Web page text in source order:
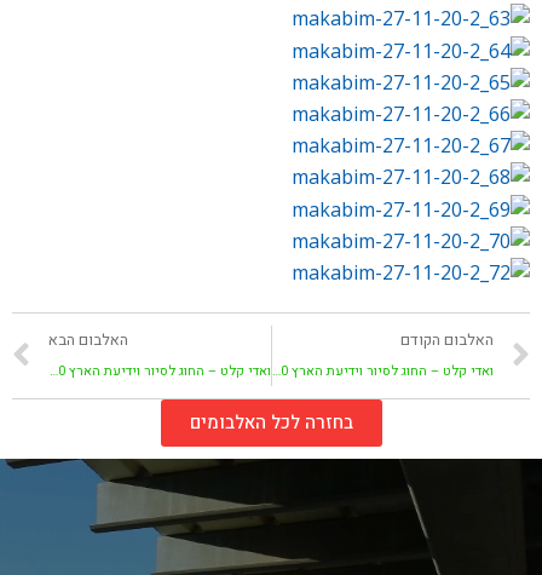
האלבום הקודם
ואדי קלט – החוג לסיור וידיעת הארץ 14-11-2020
האלבום הבא
ואדי קלט – החוג לסיור וידיעת הארץ 05-12-2020
בחזרה לכל האלבומים